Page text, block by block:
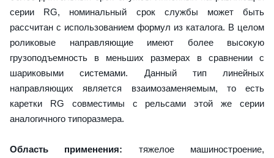
серии RG, номинальный срок службы может быть
рассчитан с использованием формул из каталога. В целом
роликовые направляющие имеют более высокую
грузоподъемность в меньших размерах в сравнении с
шариковыми системами. Данный тип линейных
направляющих является взаимозаменяемым, то есть
каретки RG совместимы с рельсами этой же серии
аналогичного типоразмера.
Область применения: тяжелое машиностроение,